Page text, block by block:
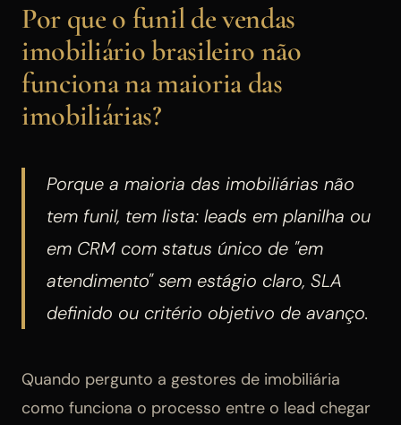
Por que o funil de vendas
imobiliário brasileiro não
funciona na maioria das
imobiliárias?
Porque a maioria das imobiliárias não
tem funil, tem lista: leads em planilha ou
em CRM com status único de "em
atendimento" sem estágio claro, SLA
definido ou critério objetivo de avanço.
Quando pergunto a gestores de imobiliária
como funciona o processo entre o lead chegar